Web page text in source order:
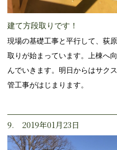
建て方段取りです！
現場の基礎工事と平行して、荻
取りが始まっています。上棟へ
んでいきます。明日からはサク
管工事がはじまります。
9. 2019年01月23日